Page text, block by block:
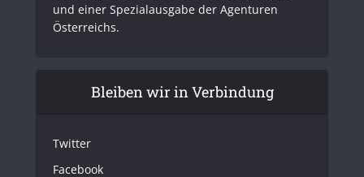
und einer Spezialausgabe der Agenturen
Österreichs.
Bleiben wir in Verbindung
Twitter
Facebook